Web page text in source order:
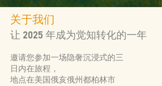
关于我们
让 2025 年成为觉知转化的一年
邀请您参加一场隐奢沉浸式的三
日内在旅程，
地点在美国俄亥俄州都柏林市